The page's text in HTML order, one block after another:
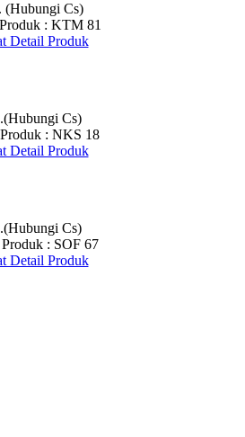
(Hubungi Cs)
: KTM 81
Detail Produk
Cs)
: NKS 18
Detail Produk
Cs)
: SOF 67
Detail Produk